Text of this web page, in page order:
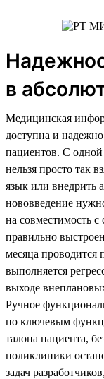
в
Медицинская
доступна и
пациентов. С одной
нельзя просто так
язык или
нововведение
на совместимость
правильно
месяца проводится
выполняется
выходе
Ручное
по ключевым
талона пациента,
поликлиники
задач